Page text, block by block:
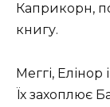
Каприкорн,
книгу.
Меггі,
Їх захоплює